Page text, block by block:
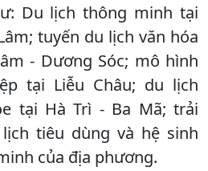
Du lịch thông minh tại
tuyến du lịch văn hóa
- Dương Sóc; mô hình
tại Liễu Châu; du lịch
tại Hà Trì - Ba Mã; trải
tiêu dùng và hệ sinh
của địa phương.